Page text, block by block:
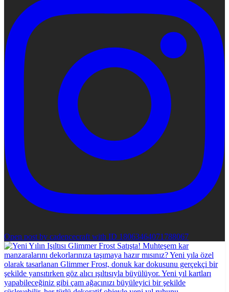
Open post by cadencecraft with ID 18063464071788067